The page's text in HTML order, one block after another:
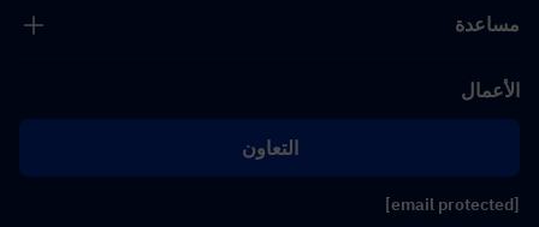
مساعدة
الأعمال
التعاون
[email protected]